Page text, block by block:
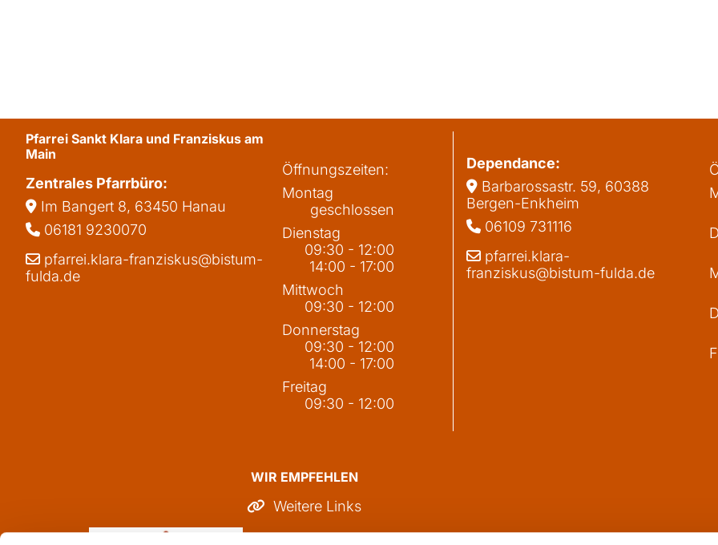
Pfarrei Sankt Klara und Franziskus am
Main
Zentrales Pfarrbüro:
 Im Bangert 8, 63450 Hanau
 06181 9230070
 pfarrei.klara-franziskus@bistum-
fulda.de
Öffnungszeiten:
Montag
geschlossen
Dienstag
09:30 - 12:00
14:00 - 17:00
Mittwoch
09:30 - 12:00
Donnerstag
09:30 - 12:00
14:00 - 17:00
Freitag
09:30 - 12:00
Dependance:
 Barbarossastr. 59, 60388
Bergen-Enkheim
 06109 731116
 pfarrei.klara-
franziskus@bistum-fulda.de
WIR EMPFEHLEN
 Weitere Links